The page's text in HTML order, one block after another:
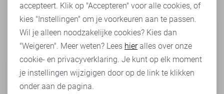
accepteert. Klik op "Accepteren" voor alle cookies, of
kies "Instellingen" om je voorkeuren aan te passen.
Wil je alleen noodzakelijke cookies? Kies dan
"Weigeren". Meer weten? Lees hieralles over onze
cookie- en privacyverklaring. Je kunt op elk moment
je instellingen wijzigigen door op de link te klikken
onder aan de pagina.